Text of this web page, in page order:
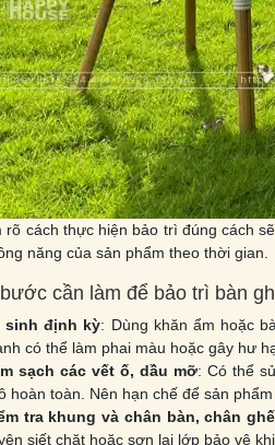
rõ cách thực hiện bảo trì đúng cách
năng của sản phẩm theo thời gian.
cần làm để bảo trì bàn
sinh định kỳ: Dùng khăn ẩm hoặc
có thể làm phai màu hoặc gây hư
sạch các vết ố, dầu mỡ: Có thể
hoàn toàn. Nên hạn chế để sản
tra khung và chân bàn, chân ghế
siết chặt hoặc sơn lại lớp bảo vệ